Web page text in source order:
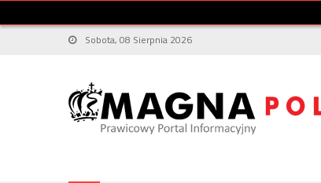
Sobota, 08 Sierpnia 2026